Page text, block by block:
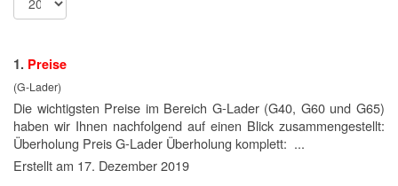
1. Preise
(G-Lader)
Die wichtigsten Preise im Bereich G-Lader (G40, G60 und G65)
haben wir Ihnen nachfolgend auf einen Blick zusammengestellt:
Überholung Preis G-Lader Überholung komplett: ...
Erstellt am 17. Dezember 2019